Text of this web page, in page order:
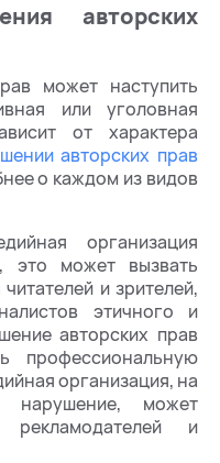
авторских
может наступить
или уголовная
от характера
авторских прав
о каждом из видов
организация
это может вызвать
и зрителей,
этичного и
авторских прав
профессиональную
организация, на
нарушение, может
и